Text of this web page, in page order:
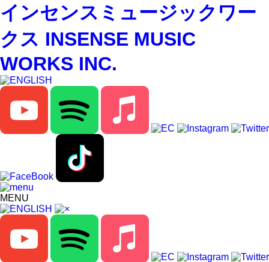
インセンスミュージックワー
クス INSENSE MUSIC
WORKS INC.
MENU